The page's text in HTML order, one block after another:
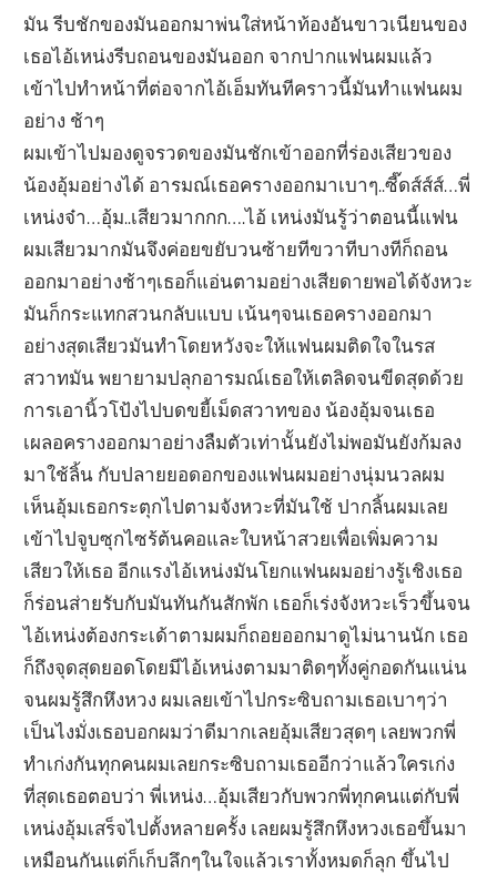
มัน รีบชักของมันออกมาพ่นใส่หน้าท้องอันขาวเนียนของ
เธอไอ้เหน่งรีบถอนของมันออก จากปากแฟนผมแล้ว
เข้าไปทำหน้าที่ต่อจากไอ้เอ็มทันทีคราวนี้มันทำแฟนผม
อย่าง ช้าๆ
ผมเข้าไปมองดูจรวดของมันชักเข้าออกที่ร่องเสียวของ
น้องอุ้มอย่างได้ อารมณ์เธอครางออกมาเบาๆ..ซี๊ดส์ส์ส์…พี่
เหน่งจ๋า…อุ้ม..เสียวมากกก….ไอ้ เหน่งมันรู้ว่าตอนนี้แฟน
ผมเสียวมากมันจึงค่อยขยับวนซ้ายทีขวาทีบางทีก็ถอน
ออกมาอย่างช้าๆเธอก็แอ่นตามอย่างเสียดายพอได้จังหวะ
มันก็กระแทกสวนกลับแบบ เน้นๆจนเธอครางออกมา
อย่างสุดเสียวมันทำโดยหวังจะให้แฟนผมติดใจในรส
สวาทมัน พยายามปลุกอารมณ์เธอให้เตลิดจนขีดสุดด้วย
การเอานิ้วโป้งไปบดขยี้เม็ดสวาทของ น้องอุ้มจนเธอ
เผลอครางออกมาอย่างลืมตัวเท่านั้นยังไม่พอมันยังก้มลง
มาใช้ลิ้น กับปลายยอดอกของแฟนผมอย่างนุ่มนวลผม
เห็นอุ้มเธอกระตุกไปตามจังหวะที่มันใช้ ปากลิ้นผมเลย
เข้าไปจูบซุกไซร้ต้นคอและใบหน้าสวยเพื่อเพิ่มความ
เสียวให้เธอ อีกแรงไอ้เหน่งมันโยกแฟนผมอย่างรู้เชิงเธอ
ก็ร่อนส่ายรับกับมันทันกันสักพัก เธอก็เร่งจังหวะเร็วขึ้นจน
ไอ้เหน่งต้องกระเด้าตามผมก็ถอยออกมาดูไม่นานนัก เธอ
ก็ถึงจุดสุดยอดโดยมีไอ้เหน่งตามมาติดๆทั้งคู่กอดกันแน่น
จนผมรู้สึกหึงหวง ผมเลยเข้าไปกระซิบถามเธอเบาๆว่า
เป็นไงมั่งเธอบอกผมว่าดีมากเลยอุ้มเสียวสุดๆ เลยพวกพี่
ทำเก่งกันทุกคนผมเลยกระซิบถามเธออีกว่าแล้วใครเก่ง
ที่สุดเธอตอบว่า พี่เหน่ง…อุ้มเสียวกับพวกพี่ทุกคนแต่กับพี่
เหน่งอุ้มเสร็จไปตั้งหลายครั้ง เลยผมรู้สึกหึงหวงเธอขึ้นมา
เหมือนกันแต่ก็เก็บลึกๆในใจแล้วเราทั้งหมดก็ลุก ขึ้นไป